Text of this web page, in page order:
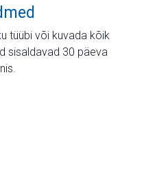
tüübi või kuvada kõik
sisaldavad 30 päeva